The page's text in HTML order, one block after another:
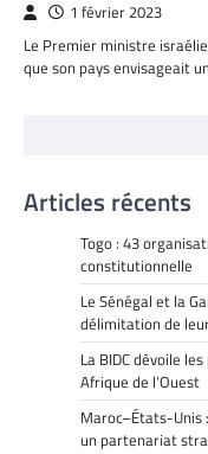
1 février 2023
Le Premier ministre
que son pays envisageait
Articles récents
Togo : 43
constitutionnelle
Le Sénégal et la
délimitation de
La BIDC dévoile
Afrique de l’Ouest
Maroc–États-Unis
un partenariat